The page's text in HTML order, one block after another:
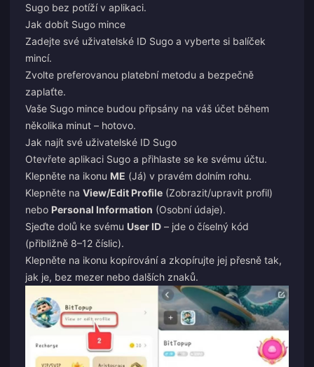
Sugo bez potíží v aplikaci.
Jak dobít Sugo mince
Zadejte své uživatelské ID Sugo a vyberte si balíček
mincí.
Zvolte preferovanou platební metodu a bezpečně
zaplaťte.
Vaše Sugo mince budou připsány na váš účet během
několika minut – hotovo.
Jak najít své uživatelské ID Sugo
Otevřete aplikaci Sugo a přihlaste se ke svému účtu.
Klepněte na ikonu ME (Já) v pravém dolním rohu.
Klepněte na View/Edit Profile (Zobrazit/upravit profil)
nebo Personal Information (Osobní údaje).
Sjeďte dolů ke svému User ID – jde o číselný kód
(přibližně 8–12 číslic).
Klepněte na ikonu kopírování a zkopírujte jej přesně tak,
jak je, bez mezer nebo dalších znaků.